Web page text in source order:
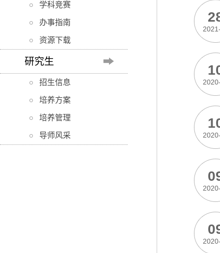
学科竞赛
办事指南
资源下载
研究生
招生信息
培养方案
培养管理
导师风采